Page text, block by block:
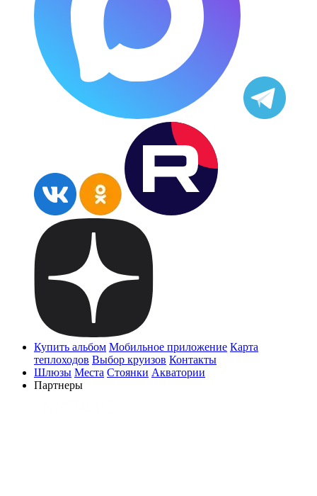
Купить альбом Мобильное приложение Карта
теплоходов Выбор круизов Контакты
Шлюзы Места Стоянки Акватории
Партнеры